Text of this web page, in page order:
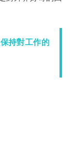
持對工作的